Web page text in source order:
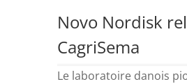
Novo Nordisk
CagriSema
Le laboratoire danois